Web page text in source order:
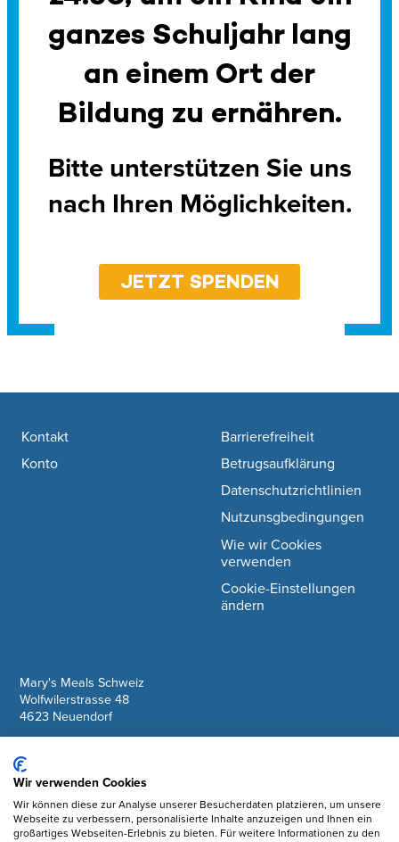
ganzes Schuljahr lang
an einem Ort der
Bildung zu ernähren.
Bitte unterstützen Sie uns
nach Ihren Möglichkeiten.
JETZT SPENDEN
Footer navigation
Mary's Meals Schweiz
Wolfwilerstrasse 48
4623 Neuendorf
IBAN: CH61 0900 0000 6175 7127 6
Kontakt
Konto
Barrierefreiheit
Betrugsaufklärung
Datenschutzrichtlinien
Nutzunsgbedingungen
Wie wir Cookies
verwenden
Cookie-Einstellungen
ändern
Facebook
Instagram
Wir verwenden Cookies
Wir können diese zur Analyse unserer Besucherdaten platzieren, um unsere
Webseite zu verbessern, personalisierte Inhalte anzuzeigen und Ihnen ein
großartiges Webseiten-Erlebnis zu bieten. Für weitere Informationen zu den